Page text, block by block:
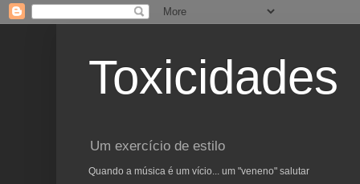
Toxicidades
Um exercício de estilo
Quando a música é um vício... um "veneno" salutar